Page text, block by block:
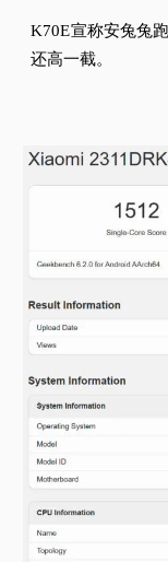
K70E宣称安兔兔
还高一截。